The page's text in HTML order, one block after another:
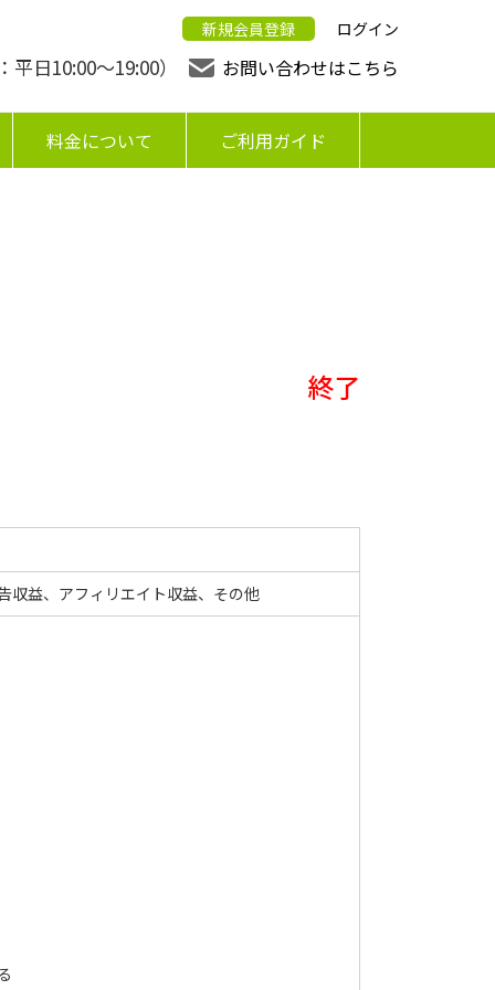
新規会員登録 ログイン
平日10:00〜19:00） お問い合わせはこちら
料金について ご利用ガイド
終了
収益、アフィリエイト収益、その他